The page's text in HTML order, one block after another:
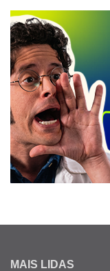
MAIS LIDAS